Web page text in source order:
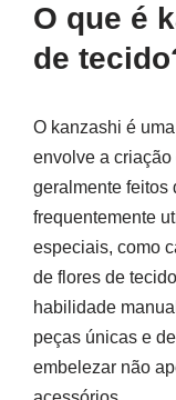
O que é
de
O kanzashi é
envolve a
geralmente feitos
frequentemente
especiais, como
de flores de
habilidade
peças únicas e
embelezar não